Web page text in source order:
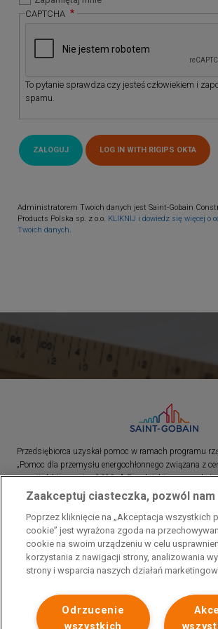
CAPTCHA
To pytanie sprawdza czy jesteś człowiekiem i
spamu.
Administratorem Twoich danych jest Saint-Gobain
Products Polska sp. z o.o. KLIKNIJ i dowiedz się więcej o
Twoich danych.
Przedsiębiorca uzyskał pomoc w ramach programu
„Pomoc dla przemysłu energochłonnego związana z
energii elektrycznej w 2023 r.”. Przedsiębiorca uzyskał
programu rządowego pod nazwą: „Pomoc dla
związana z nagłymi wzrostami cen gazu ziemnego i
2022 r.”
Zaakceptuj ciasteczka, pozwól nam
Poprzez kliknięcie na „Akceptacja wszystkich
cookie” jest wyrażona zgoda na
cookie na swoim urządzeniu w celu
korzystania z nawigacji strony, analizowania
strony i wsparcia naszych działań
Odrzucenie
wszystkich